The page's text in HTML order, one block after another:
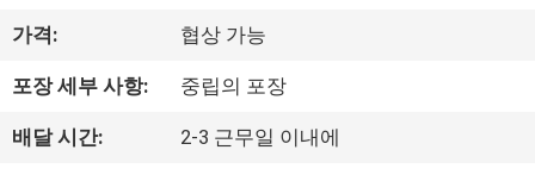
하
여
공
가격: 협상 가능
포장 세부 사항: 중립의 포장
배달 시간: 2-3 근무일 이내에